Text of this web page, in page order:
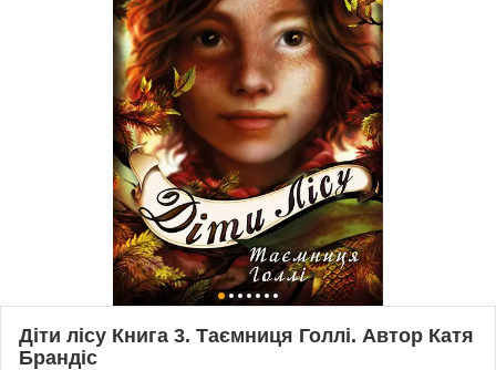
Діти лісу Книга 3. Таємниця Голлі. Автор Катя
Брандіс